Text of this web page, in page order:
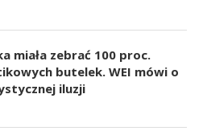
miała zebrać 100 proc.
butelek. WEI mówi o
iluzji